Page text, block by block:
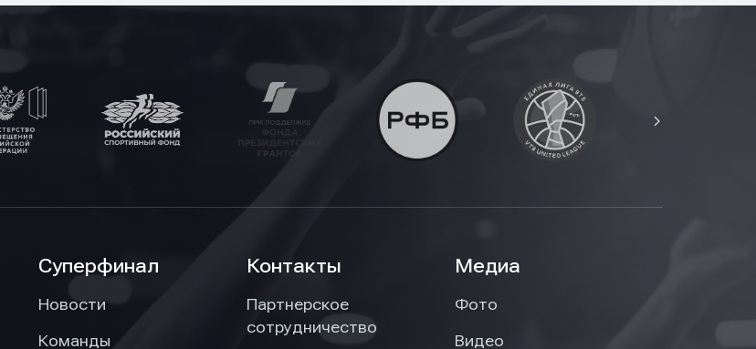
Суперфинал
Новости
Команды
Контакты
Партнерское
сотрудничество
Медиа
Фото
Видео